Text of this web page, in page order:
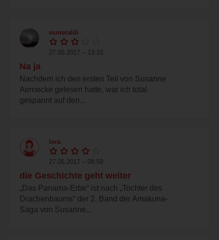
esmeraldi
27.05.2017 – 13:33
Na ja
Nachdem ich den ersten Teil von Susanne
Aernecke gelesen hatte, war ich total
gespannt auf den...
lora
27.05.2017 – 08:59
die Geschichte geht weiter
„Das Panama-Erbe“ ist nach „Tochter des
Drachenbaums“ der 2. Band der Amakuna-
Saga von Susanne...